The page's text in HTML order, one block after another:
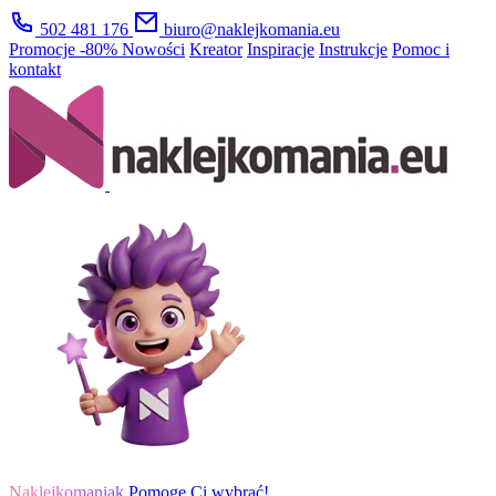
502 481 176
biuro@naklejkomania.eu
Promocje -80% Nowości Kreator Inspiracje Instrukcje Pomoc i
kontakt
Naklejkomaniak Pomogę Ci wybrać!